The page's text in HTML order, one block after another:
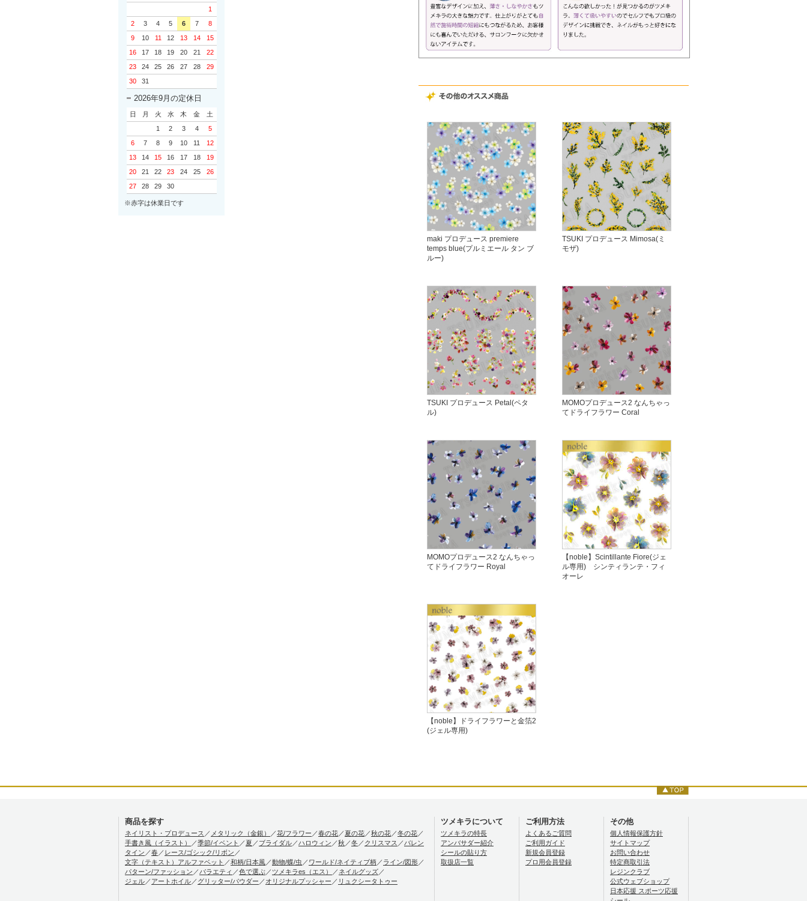
1
2
3 4 5 6 7
8
9
10 11 12 13 14
15
16
17 18 19 20 21
22
23
24 25 26 27 28
29
30
31
2026年9月の定休日
日 月 火 水 木 金
土
1
2 3 4
5
6
7 8 9 10 11
12
13
14 15 16 17 18
19
20
21 22 23 24 25
26
27
28 29 30
※赤字は休業日です
maki プロデュース premiere
temps blue(プルミエール タン ブ
ルー)
TSUKI プロデュース Mimosa(ミ
モザ)
TSUKI プロデュース Petal(ペタ
ル)
MOMOプロデュース2 なんちゃっ
てドライフラワー Coral
MOMOプロデュース2 なんちゃっ
てドライフラワー Royal
【noble】Scintillante Fiore(ジェ
ル専用) シンティランテ・フィ
オーレ
【noble】ドライフラワーと金箔2
(ジェル専用)
商品を探す
ネイリスト・プロデュース ／ メタリック（金銀） ／花/フラワー ／春の花 ／夏の花 ／秋の花 ／冬の花 ／
手書き風（イラスト）
／季節/イベント ／夏 ／ ブライダル ／ハロウィン ／秋 ／冬 ／ クリスマス ／ バレン
タイン ／春 ／ レース/ゴシック/リボン ／
文字（テキスト）アルファベット ／和柄/日本風 ／動物/蝶/虫 ／ ワールド/ネイティブ柄 ／ ライン/図形 ／
パターン/ファッション ／ バラエティ ／色で選ぶ ／ ツメキラes（エス） ／ ネイルグッズ ／
ジェル ／ アートホイル ／ グリッター/パウダー ／ オリジナルプッシャー ／ リュクシータトゥー
ツメキラについて
ツメキラの特長
アンバサダー紹介
シールの貼り方
取扱店一覧
ご利用方法
よくあるご質問
ご利用ガイド
新規会員登録
プロ用会員登録
その他
個人情報保護方針
サイトマップ
お問い合わせ
特定商取引法
レジンクラブ
公式ウェブショップ
日本応援 スポーツ応援